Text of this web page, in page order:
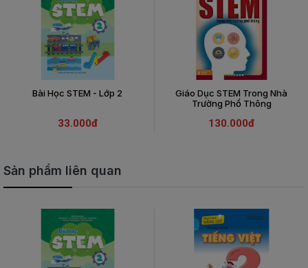
Bài Học STEM - Lớp 2
33.000đ
Giáo Dục STEM Trong Nhà
Trường Phổ Thông
130.000đ
Sản phẩm liên quan